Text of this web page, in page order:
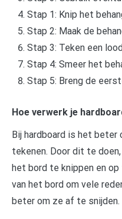
Stap 1: Knip het
Stap 2: Maak de
Stap 3: Teken een
Stap 4: Smeer het
Stap 5: Breng de
Hoe verwerk je
Bij hardboard is het beter
tekenen. Door dit te
het bord te knippen en
van het bord om vele
beter om ze af te snijden.